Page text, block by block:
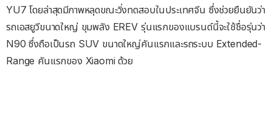
YU7 โดยล่าสุดมีภาพหลุดขณะวิ่งทดสอบในประเทศจีน ซึ่งช่วยยืนยันว่า
รถเอสยูวีขนาดใหญ่ ขุมพลัง EREV รุ่นแรกของแบรนด์นี้จะใช้ชื่อรุ่นว่า
N90 ซึ่งถือเป็นรถ SUV ขนาดใหญ่คันแรกและรถระบบ Extended-
Range คันแรกของ Xiaomi ด้วย